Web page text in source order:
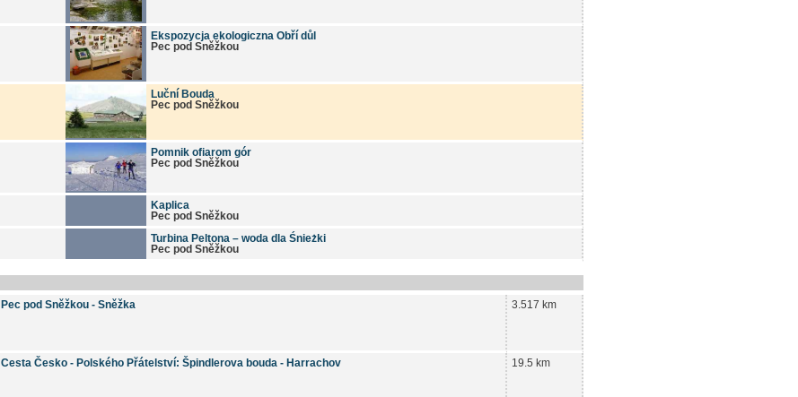
Ekspozycja ekologiczna Obří důl
Pec pod Sněžkou
Luční Bouda
Pec pod Sněžkou
Pomnik ofiarom gór
Pec pod Sněžkou
Kaplica
Pec pod Sněžkou
Turbina Peltona – woda dla Śnieżki
Pec pod Sněžkou
Pec pod Sněžkou - Sněžka 3.517 km
Cesta Česko - Polského Přátelství: Špindlerova bouda - Harrachov 19.5 km